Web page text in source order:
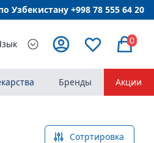
Узбекистану +998 78 555 64 20
0
Бренды Акции
Сотртировка